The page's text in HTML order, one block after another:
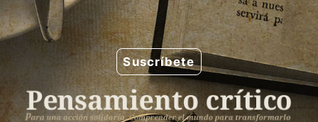
Saltar
al
contenido
Suscríbete